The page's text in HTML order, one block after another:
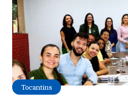
Tocantins